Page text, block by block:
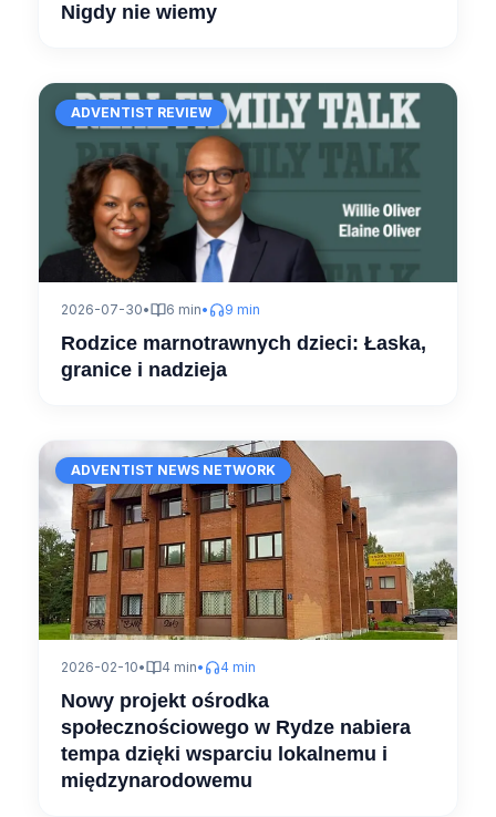
Nigdy nie wiemy
ADVENTIST REVIEW
2026-07-30• 6 min• 9 min
Rodzice marnotrawnych dzieci: Łaska,
granice i nadzieja
ADVENTIST NEWS NETWORK
2026-02-10• 4 min• 4 min
Nowy projekt ośrodka
społecznościowego w Rydze nabiera
tempa dzięki wsparciu lokalnemu i
międzynarodowemu